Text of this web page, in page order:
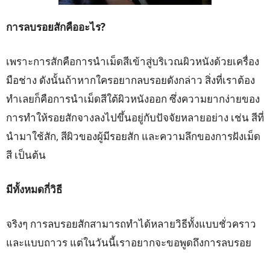
การลบรอยสักคืออะไร?
เพราะการสักคือการนำเม็ดสีเข้าสู่บริเวณผิวหนังด้วยเครื่อง
มือช่าง ดังนั้นถ้าหากใครอยากลบรอยดังกล่าว สิ่งที่เราต้อง
ทำเลยก็คือการนำเม็ดสีใต้ผิวหนังออก ซึ่งความยากง่ายของ
การทำให้รอยสักจางลงไปขึ้นอยู่กับปัจจัยหลายอย่าง เช่น สีที่
นำมาใช้สัก, สีผิวของผู้มีรอยสัก และความลึกของการฝังเม็ด
สี เป็นต้น
มีทั้งหมดกี่วิธี
จริงๆ การลบรอยสักสามารถทำได้หลายวิธีทั้งแบบชั่วคราว
และแบบถาวร แต่ในวันนี้เราอยากจะขอพูดถึงการลบรอย